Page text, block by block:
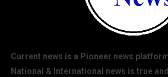
Current news is a Pioneer news
National & International news is true